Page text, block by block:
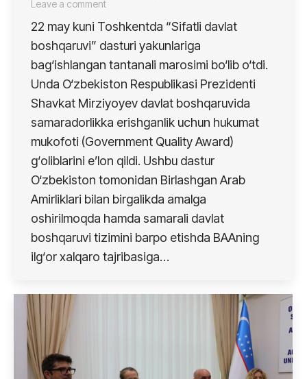
Leave a comment
22 may kuni Toshkentda “Sifatli davlat
boshqaruvi” dasturi yakunlariga
bag‘ishlangan tantanali marosimi bo‘lib o‘tdi.
Unda O‘zbekiston Respublikasi Prezidenti
Shavkat Mirziyoyev davlat boshqaruvida
samaradorlikka erishganlik uchun hukumat
mukofoti (Government Quality Award)
g‘oliblarini e’lon qildi. Ushbu dastur
O‘zbekiston tomonidan Birlashgan Arab
Amirliklari bilan birgalikda amalga
oshirilmoqda hamda samarali davlat
boshqaruvi tizimini barpo etishda BAAning
ilg‘or xalqaro tajribasiga…